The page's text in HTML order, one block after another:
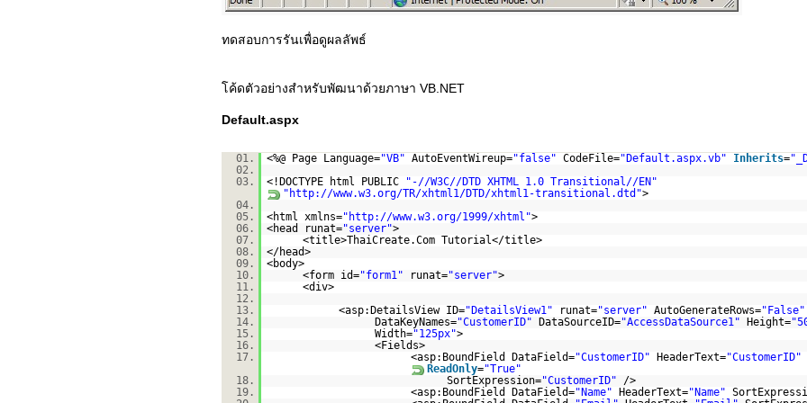
ทดสอบการรันเพื่อดูผลลัพธ์
โค้ดตัวอย่างสำหรับพัฒนาด้วยภาษา VB.NET
Default.aspx
01. <%@ Page Language="VB" AutoEventWireup="false" CodeFile="Default.aspx.vb" Inherits=
02.
03.
<!DOCTYPE html PUBLIC
"-//W3C//DTD XHTML 1.0 Transitional//EN"
" http://www.w3.org/TR/xhtml1/DTD/xhtml1-transitional.dtd ">
04.
05.
<html xmlns=" http://www.w3.org/1999/xhtml ">
06.
<head runat="server">
07.
<title>ThaiCreate.Com Tutorial</title>
08.
</head>
09.
<body>
10.
<form id="form1" runat="server">
11.
<div>
12.
13.
<asp:DetailsView ID="DetailsView1" runat="server" AutoGenerateRows="False"
14.
DataKeyNames="CustomerID" DataSourceID="AccessDataSource1" Height=
15.
Width="125px">
16.
<Fields>
17.
<asp:BoundField DataField="CustomerID" HeaderText="CustomerID"
ReadOnly="True"
18.
SortExpression="CustomerID"
/>
19.
<asp:BoundField DataField="Name" HeaderText="Name"